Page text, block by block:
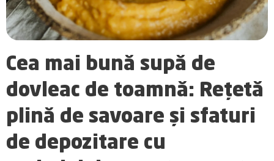
Cea mai bună supă de
dovleac de toamnă: Rețetă
plină de savoare și sfaturi
de depozitare cu